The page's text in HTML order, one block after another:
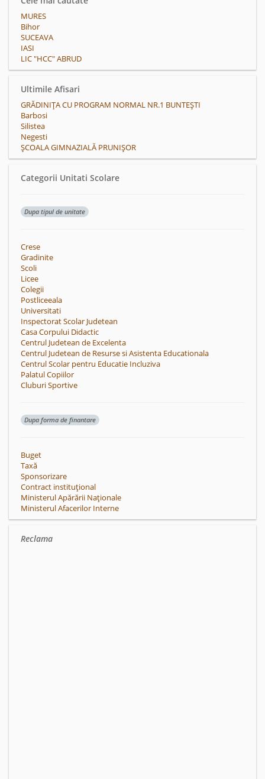
MURES
Bihor
SUCEAVA
IASI
LIC "HCC" ABRUD
Ultimile Afisari
GRĂDINIȚA CU PROGRAM NORMAL NR.1 BUNTEȘTI
Barbosi
Silistea
Negesti
ȘCOALA GIMNAZIALĂ PRUNIȘOR
Categorii Unitati Scolare
Dupa tipul de unitate
Crese
Gradinite
Scoli
Licee
Colegii
Postliceeala
Universitati
Inspectorat Scolar Judetean
Casa Corpului Didactic
Centrul Judetean de Excelenta
Centrul Judetean de Resurse si Asistenta Educationala
Centrul Scolar pentru Educatie Incluziva
Palatul Copiilor
Cluburi Sportive
Dupa forma de finantare
Buget
Taxă
Sponsorizare
Contract instituțional
Ministerul Apărării Naționale
Ministerul Afacerilor Interne
Reclama